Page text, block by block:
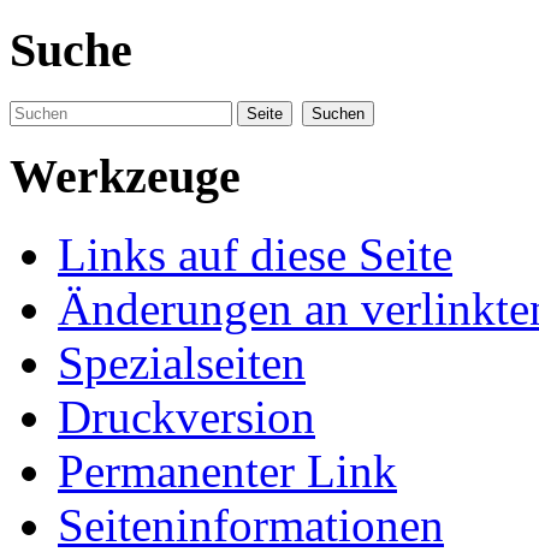
Suche
Werkzeuge
Links auf diese Seite
Änderungen an
Spezialseiten
Druckversion
Permanenter Link
Seiteninformationen